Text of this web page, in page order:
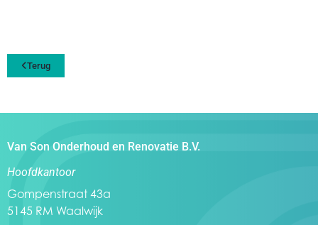
Terug
Van Son Onderhoud en Renovatie B.V.
Hoofdkantoor
Gompenstraat 43a
5145 RM Waalwijk